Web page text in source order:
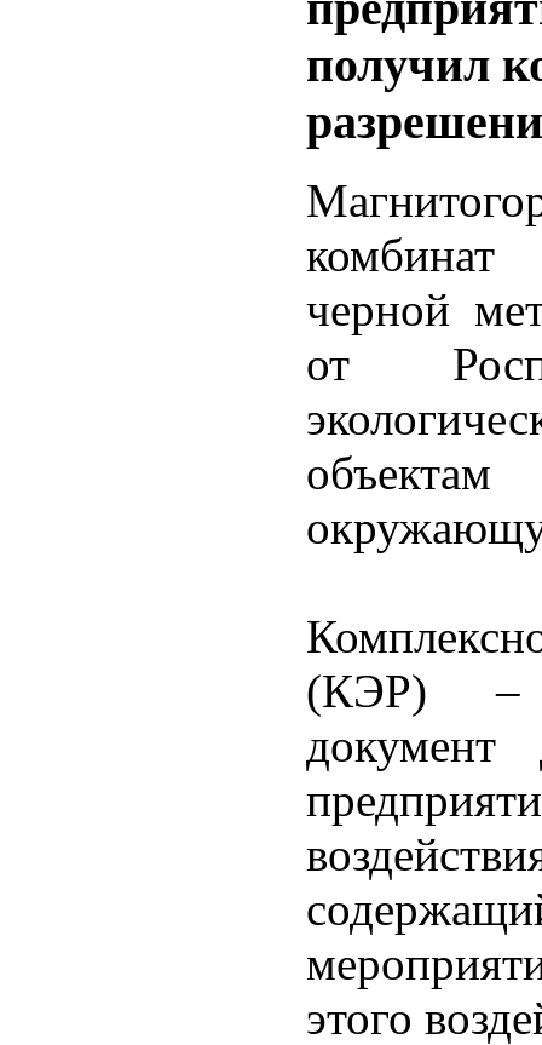
получил
черной
от
объектам
(КЭР) –
этого